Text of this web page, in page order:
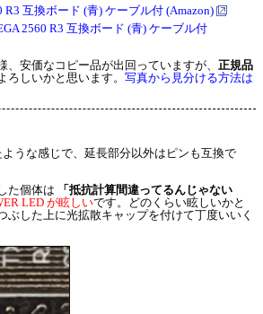
R3 互換ボード (青) ケーブル付 (Amazon)
2560 R3 互換ボード (青) ケーブル付
、安価なコピー品が出回っていますが、正規品
ろしいかと思います。 写真から見分ける方法は
ような感じで、延長部分以外はピンも互換で
た個体は
「抵抗計算間違ってるんじゃない
LED が眩しいです。どのくらい眩しいかと
ぶした上に光拡散キャップを付けて丁度いいく